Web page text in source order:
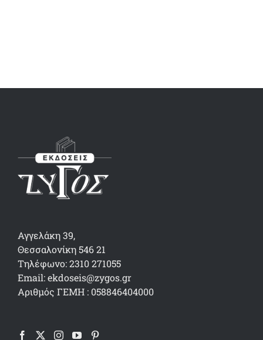
Αγγελάκη 39,
Θεσσαλονίκη 546 21
Τηλέφωνο: 2310 271055
Email: ekdoseis@zygos.gr
Αριθμός ΓΕΜΗ : 058846404000